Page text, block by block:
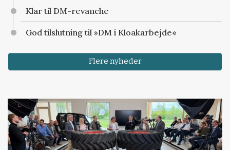
Klar til DM-revanche
God tilslutning til »DM i Kloakarbejde«
Flere nyheder